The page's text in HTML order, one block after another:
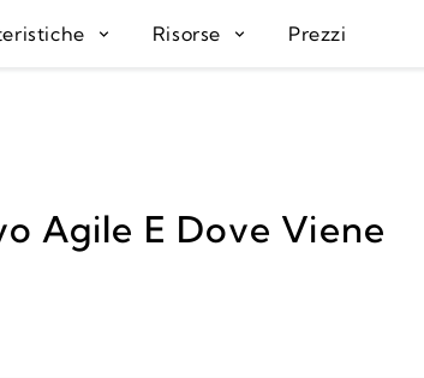
Risorse Prezzi
Agile E Dove Viene